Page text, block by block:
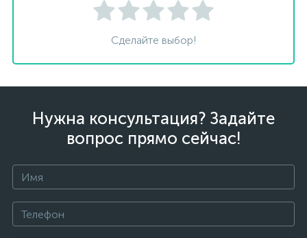
Сделайте выбор!
Нужна консультация? Задайте
вопрос прямо сейчас!